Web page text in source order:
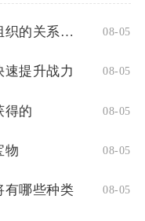
万国觉醒联盟与其他国际组织的关系如何 08-05
提升战力 08-05
得的 08-05
物 08-05
有哪些种类 08-05